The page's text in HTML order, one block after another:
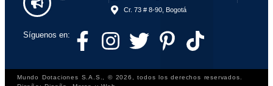
Cr. 73 # 8-90, Bogotá
Síguenos en:
Mundo Dotaciones S.A.S., © 2026, todos los derechos reservados.